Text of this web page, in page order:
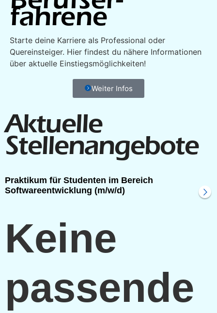
fahrene
Starte deine Karriere als Professional oder
Quereinsteiger. Hier findest du nähere Informationen
über aktuelle Einstiegsmöglichkeiten!
Weiter Infos
Aktuelle
Stellen­ange­bote
Praktikum für Studenten im Bereich
Softwareentwicklung (m/w/d)
Keine
passende